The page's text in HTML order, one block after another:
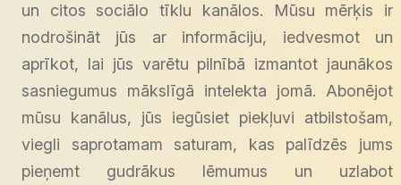
un citos sociālo tīklu kanālos. Mūsu mērķis ir
nodrošināt jūs ar informāciju, iedvesmot un
aprīkot, lai jūs varētu pilnībā izmantot jaunākos
sasniegumus mākslīgā intelekta jomā. Abonējot
mūsu kanālus, jūs iegūsiet piekļuvi atbilstošam,
viegli saprotamam saturam, kas palīdzēs jums
pieņemt gudrākus lēmumus un uzlabot